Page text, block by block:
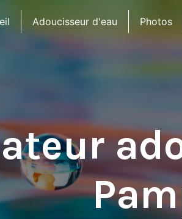
Adoucisseur d'eau Photos